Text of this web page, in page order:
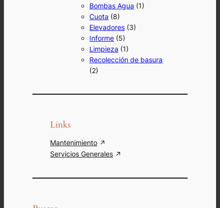
Bombas Agua (1)
Cuota (8)
Elevadores (3)
Informe (5)
Limpieza (1)
Recolección de basura
(2)
Links
Mantenimiento
Servicios Generales